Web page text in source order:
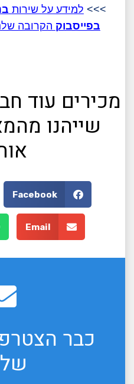
>>> למידע על שירות
בפייסבוק הקרובה
מכירים עוד
שייהנו
Facebook
Email
כבר